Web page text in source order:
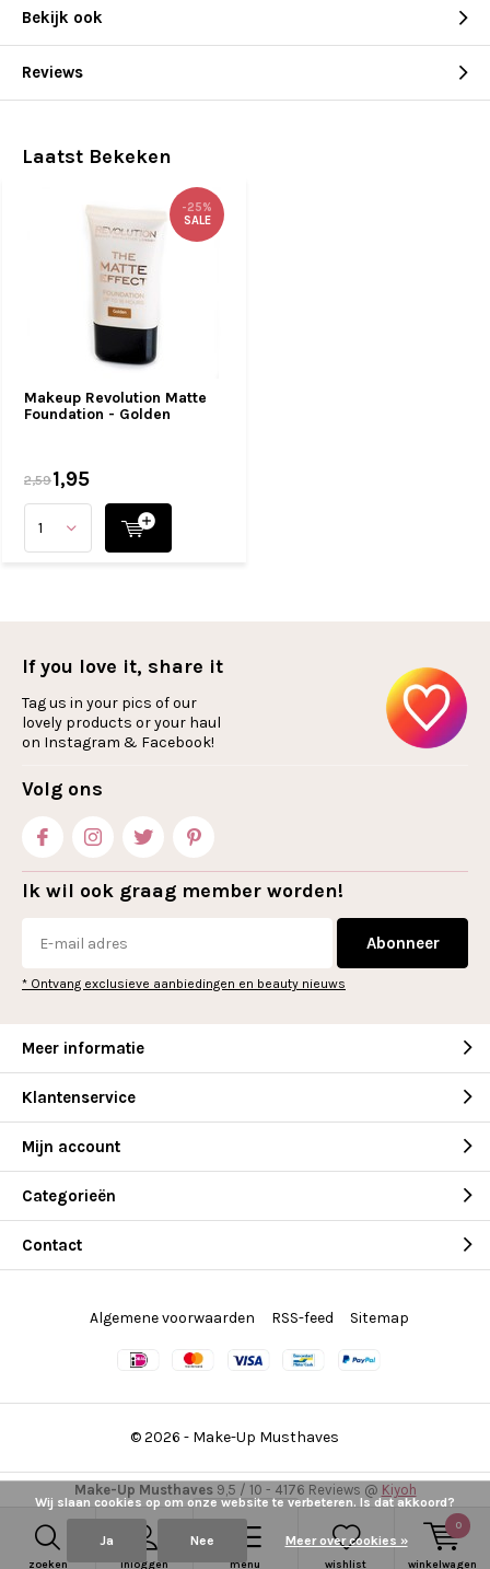
zoeken inloggen menu wishlist winkelwagen
0
Bekijk ook
Reviews
Laatst Bekeken
Makeup Revolution Matte
Foundation - Golden
-25%
SALE
2,591,95
If you love it, share it
Tag us in your pics of our
lovely products or your haul
on Instagram & Facebook!
Volg ons
Ik wil ook graag member worden!
Abonneer
* Ontvang exclusieve aanbiedingen en beauty nieuws
Meer informatie
Klantenservice
Mijn account
Categorieën
Contact
© 2026 - Make-Up Musthaves
Algemene voorwaarden RSS-feed Sitemap
Make-Up Musthaves9,5 / 10 - 4176 Reviews @ Kiyoh
Wij slaan cookies op om onze website te verbeteren. Is dat akkoord?
Ja Nee Meer over cookies »